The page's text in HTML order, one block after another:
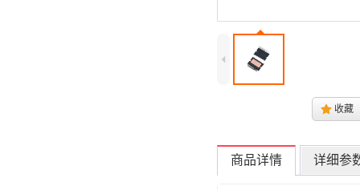
4
. 收藏
商品详情 详细参